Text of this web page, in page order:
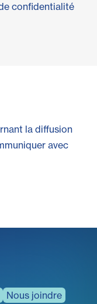
confidentialité
la diffusion
avec
Nous joindre